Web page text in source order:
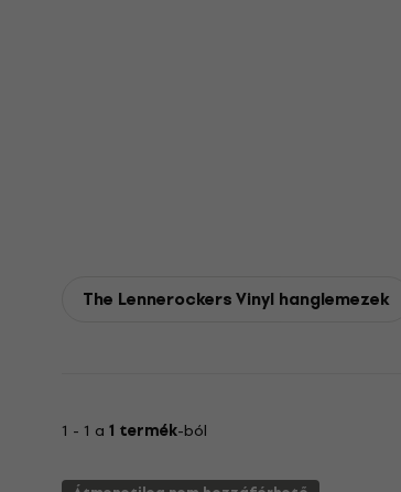
The Lennerockers Vinyl hanglemezek
1 - 1 a 1 termék-ból